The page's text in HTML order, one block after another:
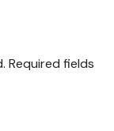
Required fields